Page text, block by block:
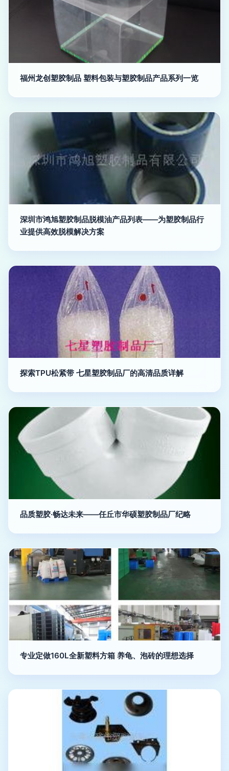
福州龙创塑胶制品 塑料包装与塑胶制品产品系列一览
深圳市鸿旭塑胶制品脱模油产品列表——为塑胶制品行
业提供高效脱模解决方案
探索TPU松紧带 七星塑胶制品厂的高清品质详解
品质塑胶·畅达未来——任丘市华硕塑胶制品厂纪略
专业定做160L全新塑料方箱 养龟、泡砖的理想选择